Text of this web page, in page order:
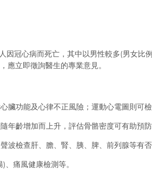
因冠心病而死亡，其中以男性較多(男女比
應立即徵詢醫生的專業意見。
臟功能及心律不正風險；運動心電圖則可
年齡增加而上升，評估骨骼密度可有助預
波檢查肝、膽、腎、胰、脾、前列腺等有否
、痛風健康檢測等。